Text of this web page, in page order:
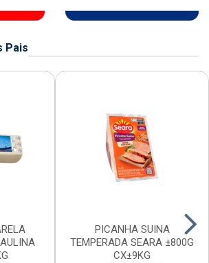
Pais
PICANHA SUINA
TEMPERADA SEARA ±800G
CX±9KG